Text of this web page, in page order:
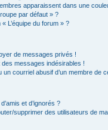
apparaissent dans une
par défaut » ?
L’équipe du forum » ?
de messages privés !
messages indésirables !
un courriel abusif d’un membre de
et d’ignorés ?
supprimer des utilisateurs de ma